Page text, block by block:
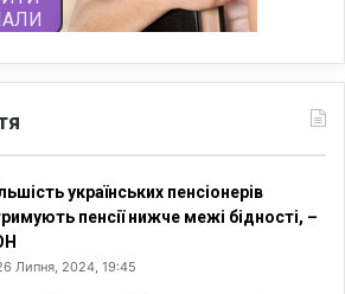
українських пенсіонерів
пенсії нижче межі бідності, –
Липня, 2024, 19:45